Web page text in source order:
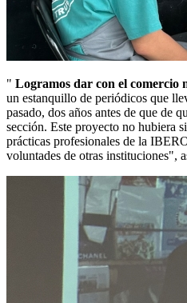
" Logramos dar con el comercio
un estanquillo de periódicos que
pasado, dos años antes de que de
sección. Este proyecto no hubiera
prácticas profesionales de la
voluntades de otras instituciones",